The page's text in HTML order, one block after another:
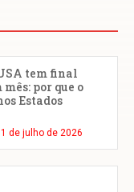
tem final
por que o
Estados
de julho de 2026